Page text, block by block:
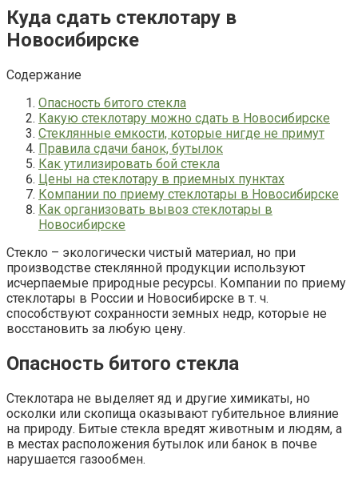
Куда сдать стеклотару в
Новосибирске
Содержание
Опасность битого стекла
Какую стеклотару можно сдать в Новосибирске
Стеклянные емкости, которые нигде не примут
Правила сдачи банок, бутылок
Как утилизировать бой стекла
Цены на стеклотару в приемных пунктах
Компании по приему стеклотары в Новосибирске
Как организовать вывоз стеклотары в
Новосибирске
Стекло – экологически чистый материал, но при
производстве стеклянной продукции используют
исчерпаемые природные ресурсы. Компании по приему
стеклотары в России и Новосибирске в т. ч.
способствуют сохранности земных недр, которые не
восстановить за любую цену.
Опасность битого стекла
Стеклотара не выделяет яд и другие химикаты, но
осколки или скопища оказывают губительное влияние
на природу. Битые стекла вредят животным и людям, а
в местах расположения бутылок или банок в почве
нарушается газообмен.